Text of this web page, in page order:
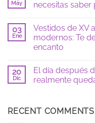
años
en
tendencias
2026
en
Poses
para
fotos
de
15
tímida:
guía
para
May
necesitas saber
comentarios
en
Checklist
de
15
años:
todo
saber
para
03
Ene
Vestidos de XV
modernos: Te
encanto
comentarios
en
Vestidos
largos,
sencillos
20
Dic
El día después
realmente
en
El
RECENT COMMENTS